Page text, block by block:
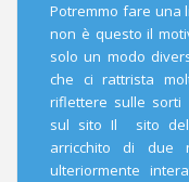
Potremmo fare una
non è questo il
solo un modo
che ci rattrista
riflettere sulle sorti
sul sito Il sito
arricchito di due
ulteriormente